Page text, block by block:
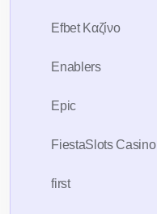
Efbet Καζίνο
Enablers
Epic
FiestaSlots Casino
first